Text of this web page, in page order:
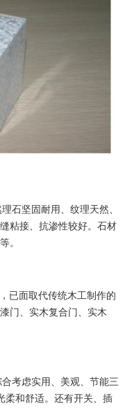
石坚固耐用、纹理天然、
粘接、抗渗性较好。石材
。
已面取代传统木工制作的
门、实木复合门、实木
考虑实用、美观、节能三
柔和舒适。还有开关、插